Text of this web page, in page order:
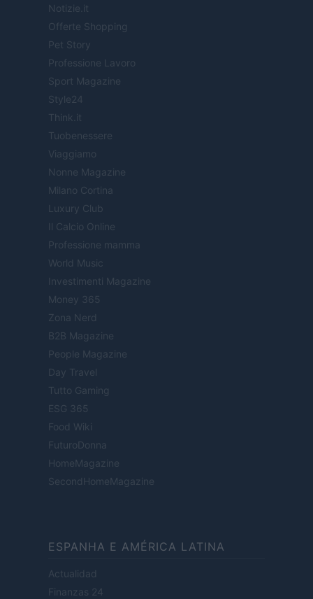
Notizie.it
Offerte Shopping
Pet Story
Professione Lavoro
Sport Magazine
Style24
Think.it
Tuobenessere
Viaggiamo
Nonne Magazine
Milano Cortina
Luxury Club
Il Calcio Online
Professione mamma
World Music
Investimenti Magazine
Money 365
Zona Nerd
B2B Magazine
People Magazine
Day Travel
Tutto Gaming
ESG 365
Food Wiki
FuturoDonna
HomeMagazine
SecondHomeMagazine
ESPANHA E AMÉRICA LATINA
Actualidad
Finanzas 24